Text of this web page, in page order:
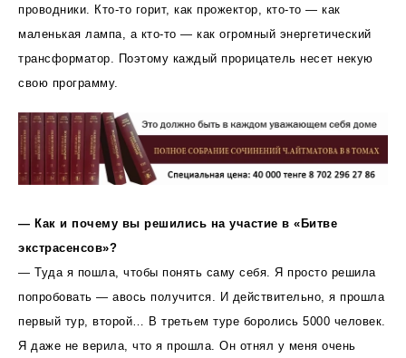
проводники. Кто-то горит, как прожектор, кто-то — как
маленькая лампа, а кто-то — как огромный энергетический
трансформатор. Поэтому каждый прорицатель несет некую
свою программу.
— Как и почему вы решились на участие в «Битве
экстрасенсов»?
— Туда я пошла, чтобы понять саму себя. Я просто решила
попробовать — авось получится. И действительно, я прошла
первый тур, второй… В третьем туре боролись 5000 человек.
Я даже не верила, что я прошла. Он отнял у меня очень